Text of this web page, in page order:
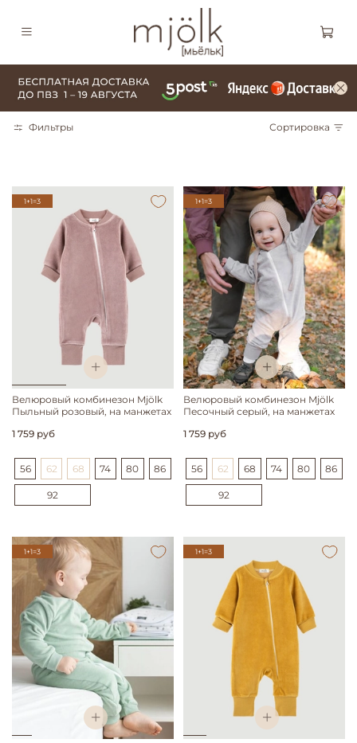
Фильтры Сортировка
1+1=3
Велюровый комбинезон Mjölk
Пыльный розовый, на манжетах
1 759 руб
56 62 68 74 80 86
92
1+1=3
Велюровый комбинезон Mjölk
Песочный серый, на манжетах
1 759 руб
56 62 68 74 80 86
92
1+1=3 1+1=3